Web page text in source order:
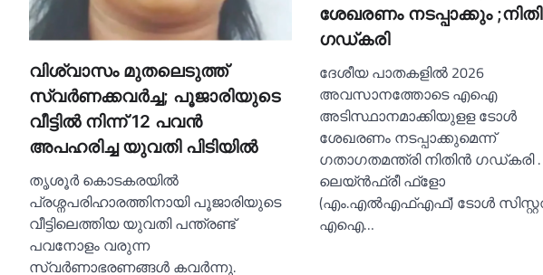
വിശ്വാസം മുതലെടുത്ത്
സ്വര്‍ണക്കവര്‍ച്ച; പൂജാരിയുടെ
വീട്ടില്‍ നിന്ന് 12 പവൻ
അപഹരിച്ച യുവതി പിടിയില്‍
തൃശൂർ കൊടകരയില്‍
പ്രശ്നപരിഹാരത്തിനായി പൂജാരിയുടെ
വീട്ടിലെത്തിയ യുവതി പന്ത്രണ്ട്
പവനോളം വരുന്ന
സ്വർണാഭരണങ്ങള്‍ കവർന്നു.
ശേഖരണം നടപ്പാക്കും
ഗഡ്കരി
ദേശീയ പാതകളില്‍ 2026
അവസാനത്തോടെ എഐ
അടിസ്ഥാനമാക്കിയുളള ടോള്‍
ശേഖരണം നടപ്പാക്കുമെന്ന്
ഗതാഗതമന്ത്രി നിതിൻ ഗഡ്കരി .
ലെയ്ൻഫ്രീ ഫ്ളോ
(എം.എല്‍എഫ്‌എഫ്) ടോള്‍
എഐ…